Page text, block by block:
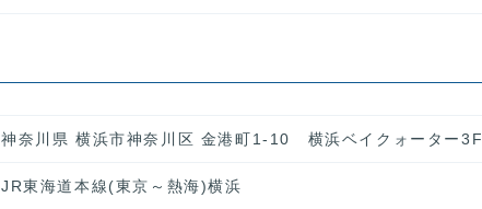
神奈川県 横浜市神奈川区 金港町1-10 横浜ベイクォーター3F
JR東海道本線(東京～熱海)横浜